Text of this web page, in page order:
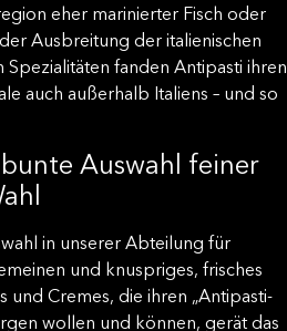
eher marinierter Fisch oder
Ausbreitung der italienischen
fanden Antipasti ihren
auch außerhalb Italiens – und so
Auswahl feiner
in unserer Abteilung für
und knuspriges, frisches
und Cremes, die ihren „Antipasti-
wollen und können, gerät das